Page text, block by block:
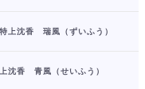
特上沈香 瑞風（ずいふう）
上沈香 青風（せいふう）